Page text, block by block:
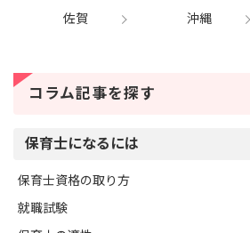
佐賀
沖縄
コラム記事を探す
保育士になるには
保育士資格の取り方
就職試験